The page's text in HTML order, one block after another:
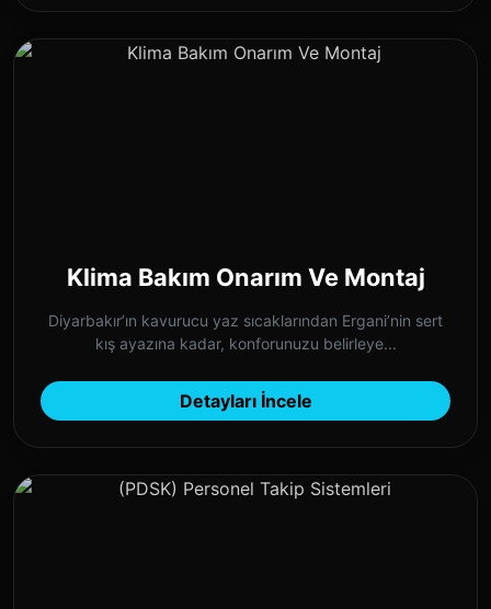
Klima Bakım Onarım Ve Montaj
Diyarbakır’ın kavurucu yaz sıcaklarından Ergani’nin sert
kış ayazına kadar, konforunuzu belirleye...
Detayları İncele